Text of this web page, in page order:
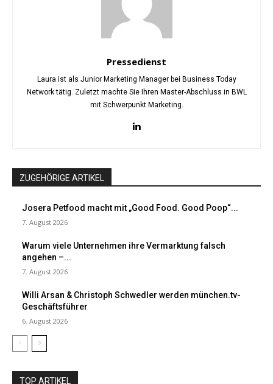
Pressedienst
Laura ist als Junior Marketing Manager bei Business Today
Network tätig. Zuletzt machte Sie Ihren Master-Abschluss in BWL
mit Schwerpunkt Marketing.
ZUGEHÖRIGE ARTIKEL
Josera Petfood macht mit „Good Food. Good Poop“...
7. August 2026
Warum viele Unternehmen ihre Vermarktung falsch
angehen –...
7. August 2026
Willi Arsan & Christoph Schwedler werden münchen.tv-
Geschäftsführer
6. August 2026
TOP ARTIKEL